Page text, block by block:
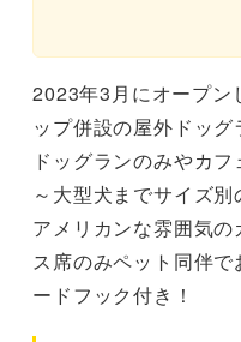
2023年3月にオープン
ップ併設の屋外ドッグ
ドッグランのみやカ
～大型犬までサイズ
アメリカンな雰囲気
ス席のみペット同伴
ードフック付き！